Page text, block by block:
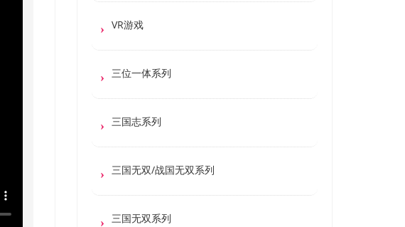
VR游戏
三位一体系列
三国志系列
三国无双/战国无双系列
三国无双系列